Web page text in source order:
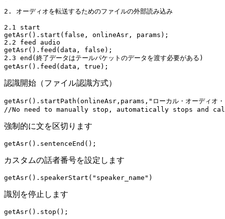
2. オーディオを転送するためのファイルの外部読み込み
2.1
start
getAsr(). start ( false , onlineAsr, params);
2.2 feed audio
getAsr(). feed (data, false );
2.3 end (終了データはテールパケットのデータを渡す必要がある)
getAsr(). feed (data, true );
認識開始（ファイル認識方式）
getAsr(). startPath (onlineAsr,params, "ローカル・オーディオ
//No need to manually stop, automatically stops and
強制的に文を区切ります
getAsr(). sentenceEnd ();
カスタムの話者番号を設定します
getAsr(). speakerStart ( "speaker_name" )
識別を停止します
getAsr(). stop ();